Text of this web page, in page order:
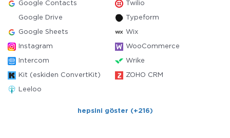
Google Contacts Twilio
Google Drive Typeform
Google Sheets Wix
Instagram WooCommerce
Intercom Wrike
Kit (eskiden ConvertKit) ZOHO CRM
Leeloo
hepsini göster (+216)